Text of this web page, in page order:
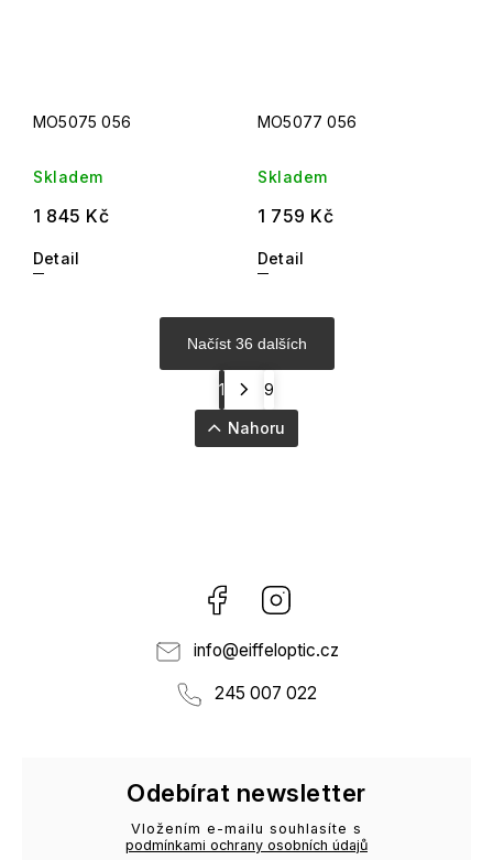
MO5075 056
Skladem
1 845 Kč
Detail
MO5077 056
Skladem
1 759 Kč
Detail
Načíst 36 dalších
1 9
Nahoru
Facebook
info@eiffeloptic.cz
245 007 022
Odebírat newsletter
Vložením e-mailu souhlasíte s
podmínkami ochrany osobních údajů